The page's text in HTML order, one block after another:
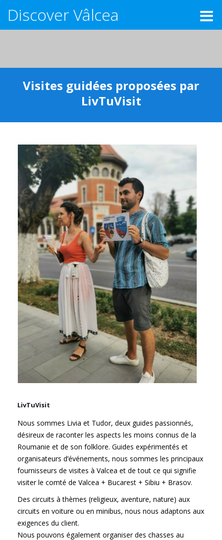
Discover Vâlcea
Visites guidées proposées par
LivTuVisit
LivTuVisit
Nous sommes Livia et Tudor, deux guides passionnés,
désireux de raconter les aspects les moins connus de la
Roumanie et de son folklore. Guides expérimentés et
organisateurs d’événements, nous sommes les principaux
fournisseurs de visites à Valcea et de tout ce qui signifie
visiter le comté de Valcea + Bucarest + Sibiu + Brasov.
Des circuits à thèmes (religieux, aventure, nature) aux
circuits en voiture ou en minibus, nous nous adaptons aux
exigences du client.
Nous pouvons également organiser des chasses au